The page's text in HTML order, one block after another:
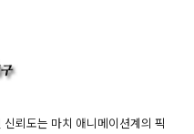
뢰도는 마치 애니메이션계의 픽